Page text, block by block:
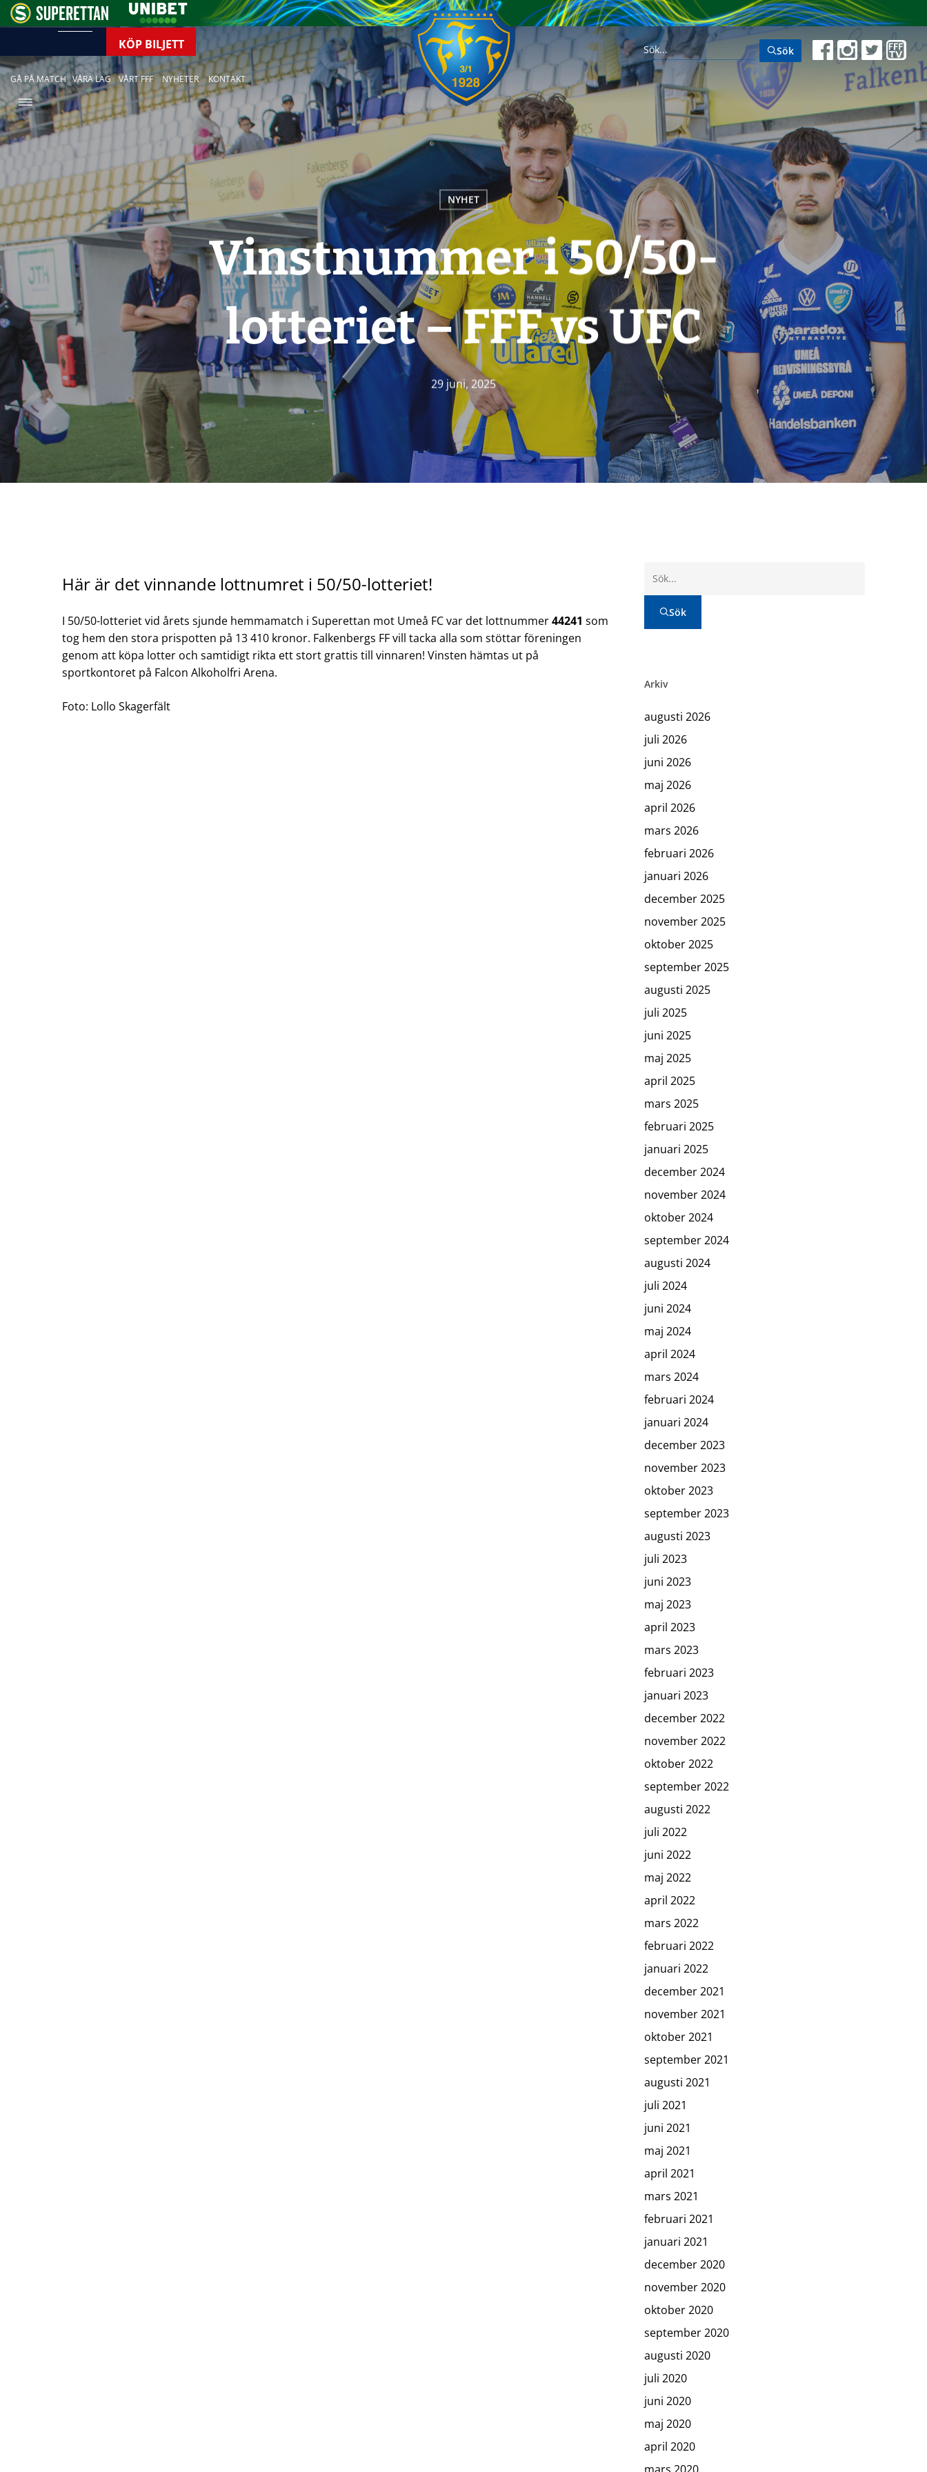
KÖP BILJETT Sök
GÅ PÅ MATCH VÅRA LAG VÅRT FFF NYHETER KONTAKT
NYHET
Vinstnummer i 50/50-
lotteriet – FFF vs UFC
29 juni, 2025
Här är det vinnande lottnumret i 50/50-lotteriet!
I 50/50-lotteriet vid årets sjunde hemmamatch i Superettan mot Umeå FC var det lottnummer44241 som
tog hem den stora prispotten på 13 410 kronor. Falkenbergs FF vill tacka alla som stöttar föreningen
genom att köpa lotter och samtidigt rikta ett stort grattis till vinnaren! Vinsten hämtas ut på
sportkontoret på Falcon Alkoholfri Arena.
Foto: Lollo Skagerfält
Sök
Arkiv
augusti 2026
juli 2026
juni 2026
maj 2026
april 2026
mars 2026
februari 2026
januari 2026
december 2025
november 2025
oktober 2025
september 2025
augusti 2025
juli 2025
juni 2025
maj 2025
april 2025
mars 2025
februari 2025
januari 2025
december 2024
november 2024
oktober 2024
september 2024
augusti 2024
juli 2024
juni 2024
maj 2024
april 2024
mars 2024
februari 2024
januari 2024
december 2023
november 2023
oktober 2023
september 2023
augusti 2023
juli 2023
juni 2023
maj 2023
april 2023
mars 2023
februari 2023
januari 2023
december 2022
november 2022
oktober 2022
september 2022
augusti 2022
juli 2022
juni 2022
maj 2022
april 2022
mars 2022
februari 2022
januari 2022
december 2021
november 2021
oktober 2021
september 2021
augusti 2021
juli 2021
juni 2021
maj 2021
april 2021
mars 2021
februari 2021
januari 2021
december 2020
november 2020
oktober 2020
september 2020
augusti 2020
juli 2020
juni 2020
maj 2020
april 2020